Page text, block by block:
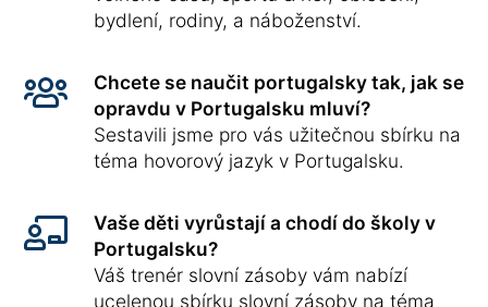
bydlení, rodiny, a náboženství.
Chcete se naučit portugalsky tak, jak se
opravdu v Portugalsku mluví?
Sestavili jsme pro vás užitečnou sbírku na
téma hovorový jazyk v Portugalsku.
Vaše děti vyrůstají a chodí do školy v
Portugalsku?
Váš trenér slovní zásoby vám nabízí
ucelenou sbírku slovní zásoby na téma